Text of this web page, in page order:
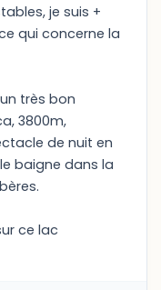
je suis +
qui concerne la
très bon
3800m,
de nuit en
baigne dans la
ce lac